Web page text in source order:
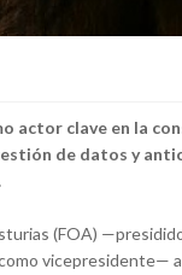
actor clave en la
de datos y
(FOA)
vicepresidente—